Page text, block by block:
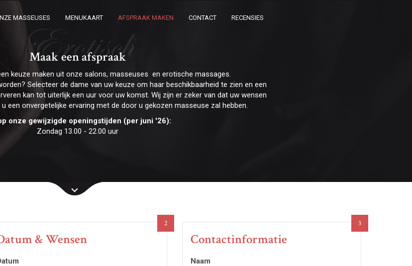
Maak een afspraak
Erotisch
keuze maken uit onze salons, masseuses en erotische massages.
Selecteer de dame van uw keuze om haar beschikbaarheid te zien en een
kan tot uiterlijk een uur voor uw komst. Wij zijn er zeker van dat uw wensen
een onvergetelijke ervaring met de door u gekozen masseuse zal hebben.
onze gewijzigde openingstijden (per juni '26):
Zondag 13.00 - 22.00 uur
2
& Wensen
3
Contactinformatie
Naam
MASSEUSES MENUKAART AFSPRAAK MAKEN CONTACT RECENSIES